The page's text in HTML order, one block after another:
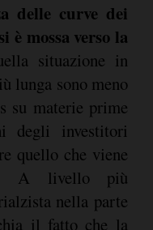
delle curve dei
mossa verso la
situazione in
lunga sono meno
su materie prime
degli investitori
quello che viene
A livello più
nella parte
il fatto che la